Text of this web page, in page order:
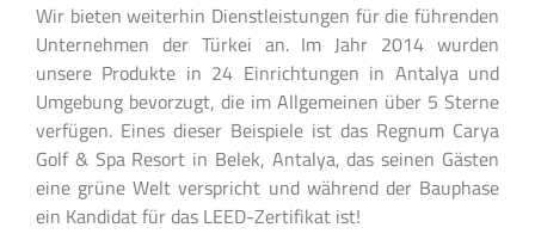
Wir bieten weiterhin Dienstleistungen für die führenden
Unternehmen der Türkei an. Im Jahr 2014 wurden
unsere Produkte in 24 Einrichtungen in Antalya und
Umgebung bevorzugt, die im Allgemeinen über 5 Sterne
verfügen. Eines dieser Beispiele ist das Regnum Carya
Golf & Spa Resort in Belek, Antalya, das seinen Gästen
eine grüne Welt verspricht und während der Bauphase
ein Kandidat für das LEED-Zertifikat ist!